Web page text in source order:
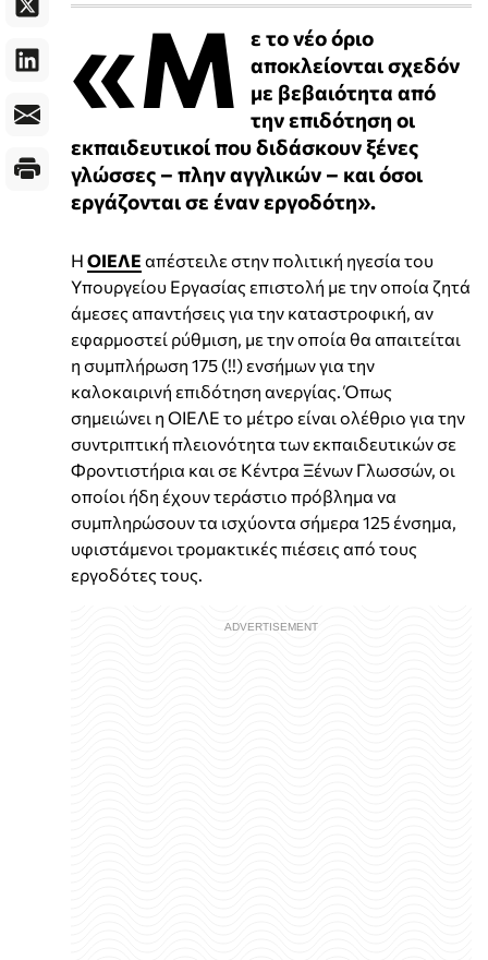
«Μ
ε το νέο όριο
αποκλείονται σχεδόν
με βεβαιότητα από
την επιδότηση οι
εκπαιδευτικοί που διδάσκουν ξένες
γλώσσες – πλην αγγλικών – και όσοι
εργάζονται σε έναν εργοδότη».
Η ΟΙΕΛΕ απέστειλε στην πολιτική ηγεσία του
Υπουργείου Εργασίας επιστολή με την οποία ζητά
άμεσες απαντήσεις για την καταστροφική, αν
εφαρμοστεί ρύθμιση, με την οποία θα απαιτείται
η συμπλήρωση 175 (!!) ενσήμων για την
καλοκαιρινή επιδότηση ανεργίας. Όπως
σημειώνει η ΟΙΕΛΕ το μέτρο είναι ολέθριο για την
συντριπτική πλειονότητα των εκπαιδευτικών σε
Φροντιστήρια και σε Κέντρα Ξένων Γλωσσών, οι
οποίοι ήδη έχουν τεράστιο πρόβλημα να
συμπληρώσουν τα ισχύοντα σήμερα 125 ένσημα,
υφιστάμενοι τρομακτικές πιέσεις από τους
εργοδότες τους.